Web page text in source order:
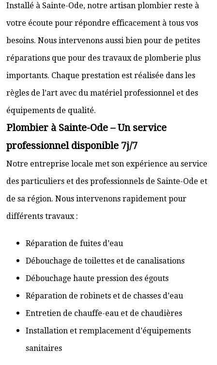
Installé à Sainte-Ode, notre artisan plombier reste à
votre écoute pour répondre efficacement à tous vos
besoins. Nous intervenons aussi bien pour de petites
réparations que pour des travaux de plomberie plus
importants. Chaque prestation est réalisée dans les
règles de l’art avec du matériel professionnel et des
équipements de qualité.
Plombier à Sainte-Ode – Un service
professionnel disponible 7j/7
Notre entreprise locale met son expérience au service
des particuliers et des professionnels de Sainte-Ode et
de sa région. Nous intervenons rapidement pour
différents travaux :
Réparation de fuites d’eau
Débouchage de toilettes et de canalisations
Débouchage haute pression des égouts
Réparation de robinets et de chasses d’eau
Entretien de chauffe-eau et de chaudières
Installation et remplacement d’équipements
sanitaires